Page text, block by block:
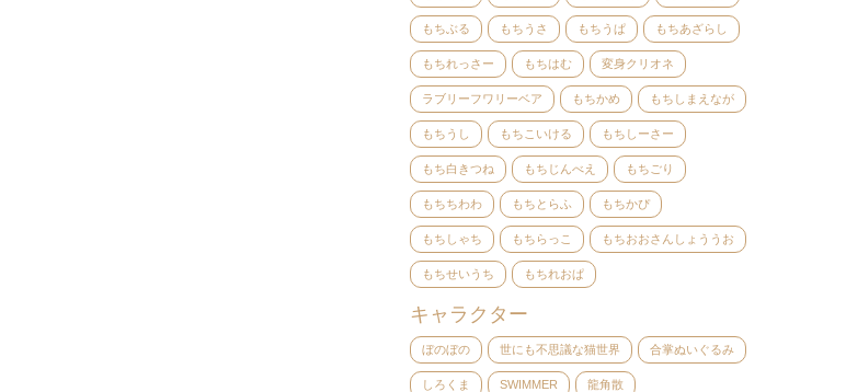
もちぶる もちうさ もちうぱ もちあざらし
もちれっさー もちはむ 変身クリオネ
ラブリーフワリーベア もちかめ もちしまえなが
もちうし もちこいける もちしーさー
もち白きつね もちじんべえ もちごり
もちちわわ もちとらふ もちかぴ
もちしゃち もちらっこ もちおおさんしょううお
もちせいうち もちれおぱ
キャラクター
ぼのぼの 世にも不思議な猫世界 合掌ぬいぐるみ
しろくま SWIMMER 龍角散